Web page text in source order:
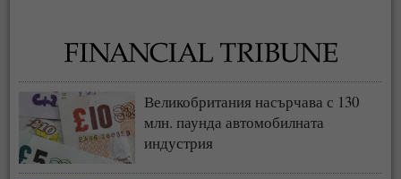
Великобритания насърчава с 130
млн. паунда автомобилната
индустрия